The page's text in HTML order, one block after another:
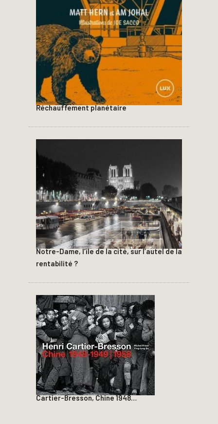
Réchauffement planétaire
Notre-Dame, l’île de la cité, sur l’autel de la
rentabilité ?
Cartier-Bresson, Chine 1948…